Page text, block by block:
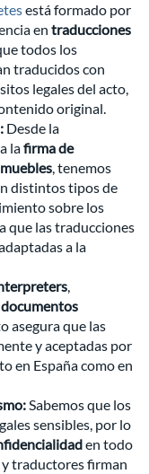
está formado por
en traducciones
todos los
traducidos con
legales del acto,
original.
Desde la
lafirma de
, tenemos
distintos tipos de
sobre los
que las traducciones
a la
,
asegura que las
y aceptadas por
en España como en
Sabemos que los
sensibles, por lo
en todo
traductores firman